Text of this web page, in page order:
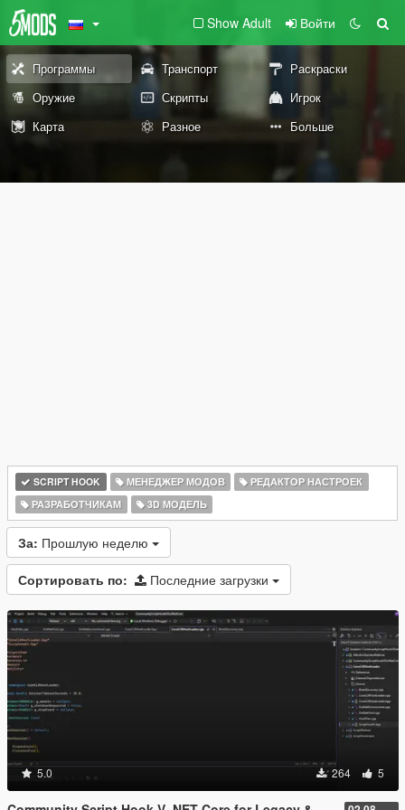
Show Adult Войти
Программы Транспорт
Раскраски
Оружие
Скрипты
Игрок
Карта
Разное Больше
SCRIPT HOOK МЕНЕДЖЕР МОДОВ
РЕДАКТОР НАСТРОЕК
РАЗРАБОТЧИКАМ
3D МОДЕЛЬ
За: Прошлую неделю
Сортировать по: Последние загрузки
5.0 264 5